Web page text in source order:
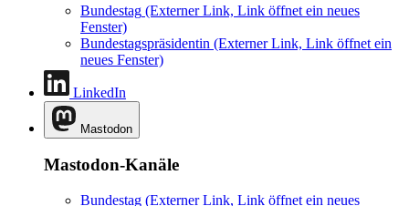
Bundestag (Externer Link, Link öffnet ein neues
Fenster)
Bundestagspräsidentin (Externer Link, Link öffnet ein
neues Fenster)
LinkedIn
Mastodon
Mastodon-Kanäle
Bundestag (Externer Link, Link öffnet ein neues